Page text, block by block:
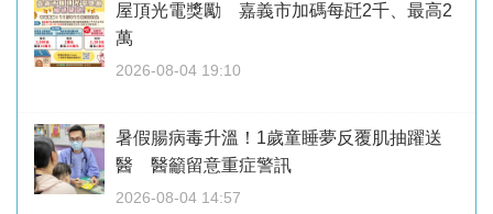
屋頂光電獎勵 嘉義市加碼每瓩2千、最高2
萬
2026-08-04 19:10
暑假腸病毒升溫！1歲童睡夢反覆肌抽躍送
醫 醫籲留意重症警訊
2026-08-04 14:57